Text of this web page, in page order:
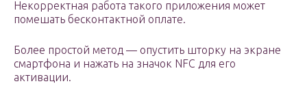
Некорректная работа такого приложения может
помешать бесконтактной оплате.
Более простой метод — опустить шторку на экране
смартфона и нажать на значок NFC для его
активации.